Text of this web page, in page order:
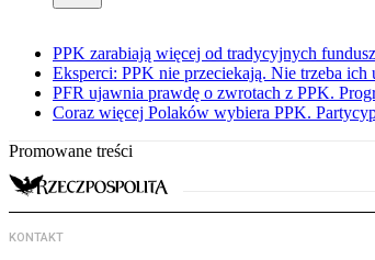
PPK zarabiają więcej od tradycyjnych
Eksperci: PPK nie przeciekają. Nie trzeba ich
PFR ujawnia prawdę o zwrotach z PPK.
Coraz więcej Polaków wybiera PPK.
Promowane treści
KONTAKT